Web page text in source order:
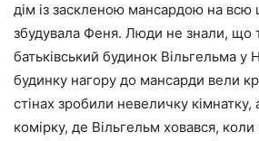
дім із заскленою мансардою на всю
збудувала Феня. Люди не знали, що
батьківський будинок Вільгельма у
будинку нагору до мансарди вели
стінах зробили невеличку кімнатку,
комірку, де Вільгельм ховався,